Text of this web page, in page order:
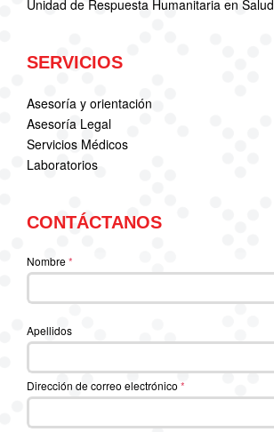
Unidad de Respuesta Humanitaria en Salud
SERVICIOS
Asesoría y orientación
Asesoría Legal
Servicios Médicos
Laboratorios
CONTÁCTANOS
Nombre*
Apellidos
Dirección de correo electrónico *